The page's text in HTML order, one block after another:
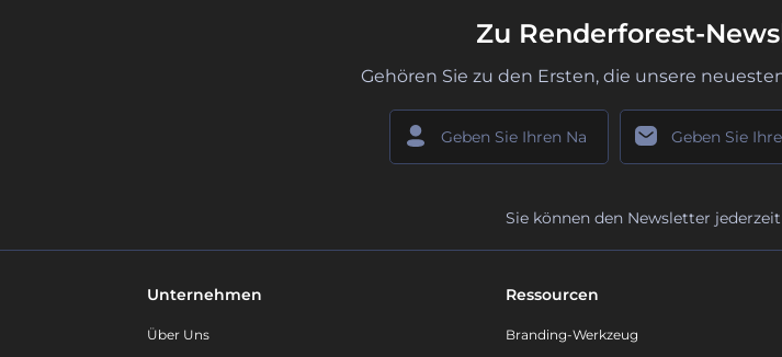
Zu Renderforest-
Gehören Sie zu den Ersten, die unsere
Sie können den Newsletter
Unternehmen
Über Uns
Ressourcen
Branding-Werkzeug